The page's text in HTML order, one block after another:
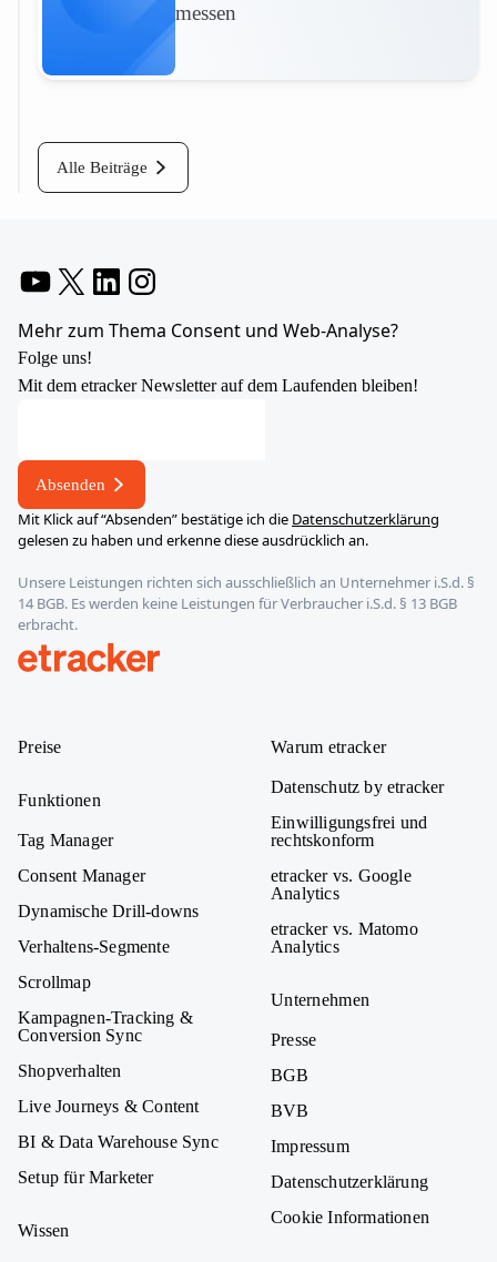
messen
Alle Beiträge
Mehr zum Thema Consent und Web-Analyse?
Folge uns!
Mit dem etracker Newsletter auf dem Laufenden bleiben!
Adresse
E-
Mail-
*
Absenden
Mit Klick auf “Absenden” bestätige ich die Datenschutzerklärung
gelesen zu haben und erkenne diese ausdrücklich an.
Unsere Leistungen richten sich ausschließlich an Unternehmer i.S.d. §
14 BGB. Es werden keine Leistungen für Verbraucher i.S.d. § 13 BGB
erbracht.
Preise
Funktionen
Tag Manager
Consent Manager
Dynamische Drill-downs
Verhaltens-Segmente
Scrollmap
Kampagnen-Tracking &
Conversion Sync
Shopverhalten
Live Journeys & Content
BI & Data Warehouse Sync
Setup für Marketer
Wissen
Warum etracker
Datenschutz by etracker
Einwilligungsfrei und
rechtskonform
etracker vs. Google
Analytics
etracker vs. Matomo
Analytics
Unternehmen
Presse
BGB
BVB
Impressum
Datenschutzerklärung
Cookie Informationen